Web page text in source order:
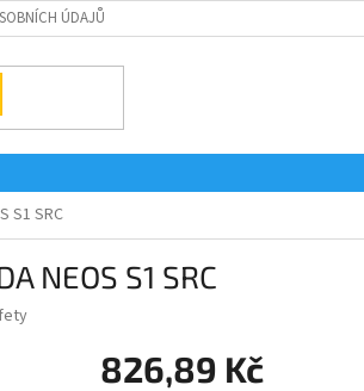
ÚDAJŮ
S1 SRC
NEOS S1 SRC
826,89 Kč